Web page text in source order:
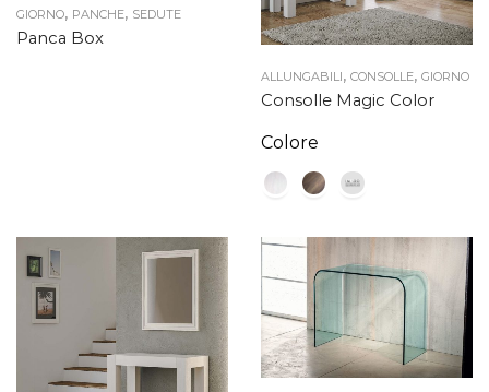
GIORNO, PANCHE, SEDUTE
Panca Box
ALLUNGABILI, CONSOLLE, GIORNO
Consolle Magic Color
Colore